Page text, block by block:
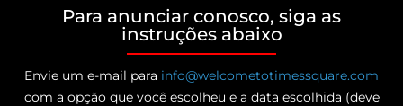
Para anunciar conosco, siga as
instruções abaixo
Envie um e-mail para info@welcometotimessquare.com
com a opção que você escolheu e a data escolhida (deve